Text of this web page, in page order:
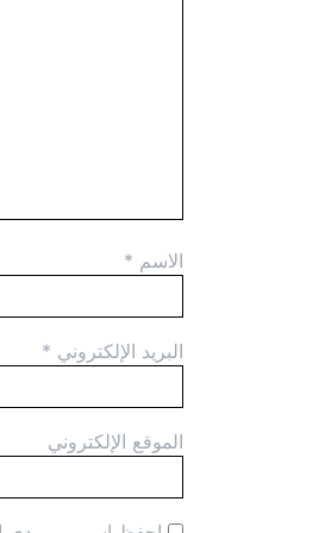
الاسم *
البريد الإلكتروني *
الموقع الإلكتروني